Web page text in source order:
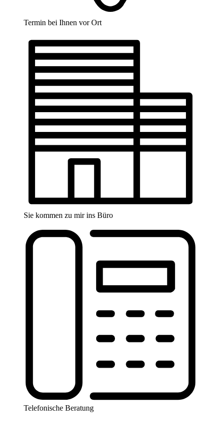
Termin bei Ihnen vor Ort
Sie kommen zu mir ins Büro
Telefonische Beratung